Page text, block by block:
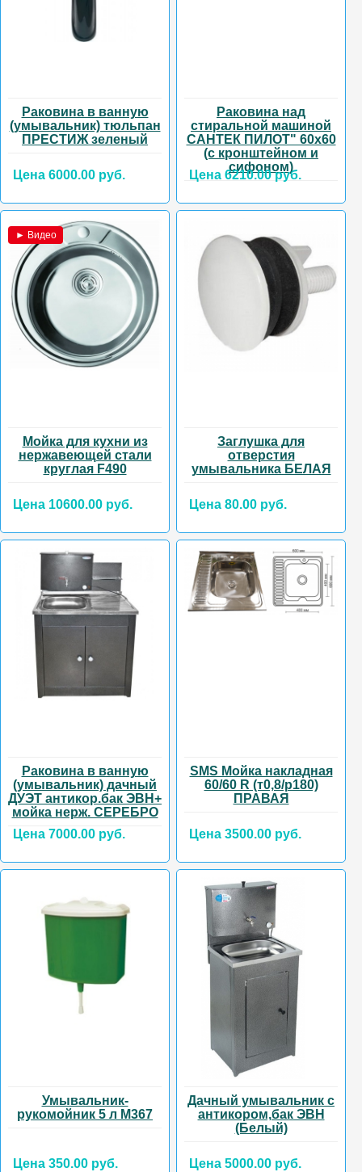
Раковина в ванную
(умывальник) тюльпан
ПРЕСТИЖ зеленый
Цена 6000.00 руб.
Раковина над
стиральной машиной
САНТЕК ПИЛОТ" 60х60
(с кронштейном и
сифоном)
Цена 6210.00 руб.
► Видео
Мойка для кухни из
нержавеющей стали
круглая F490
Цена 10600.00 руб.
Заглушка для
отверстия
умывальника БЕЛАЯ
Цена 80.00 руб.
Раковина в ванную
(умывальник) дачный
ДУЭТ антикор.бак ЭВН+
мойка нерж. СЕРЕБРО
Цена 7000.00 руб.
SMS Мойка накладная
60/60 R (т0,8/р180)
ПРАВАЯ
Цена 3500.00 руб.
Умывальник-
рукомойник 5 л М367
Цена 350.00 руб.
Дачный умывальник с
антикором,бак ЭВН
(Белый)
Цена 5000.00 руб.